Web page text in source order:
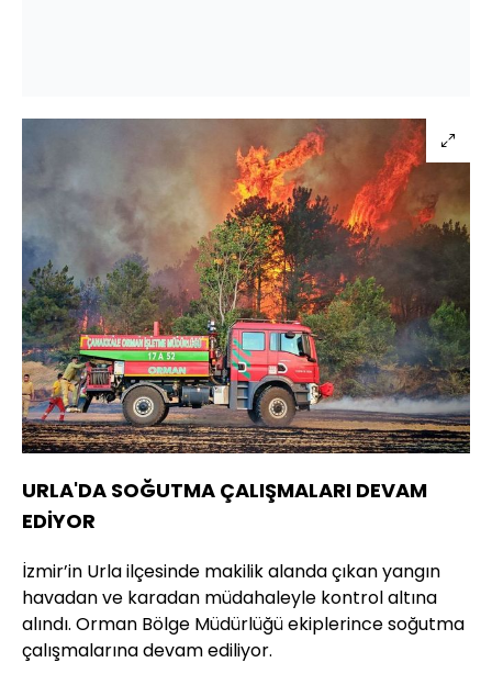
URLA'DA SOĞUTMA ÇALIŞMALARI DEVAM
EDİYOR
İzmir’in Urla ilçesinde makilik alanda çıkan yangın
havadan ve karadan müdahaleyle kontrol altına
alındı. Orman Bölge Müdürlüğü ekiplerince soğutma
çalışmalarına devam ediliyor.